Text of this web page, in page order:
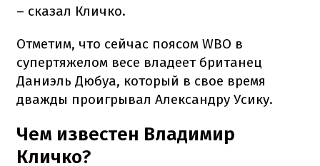
– сказал Кличко.
Отметим, что сейчас поясом WBO в
супертяжелом весе владеет британец
Даниэль Дюбуа, который в свое время
дважды проигрывал Александру Усику.
Чем известен Владимир
Кличко?